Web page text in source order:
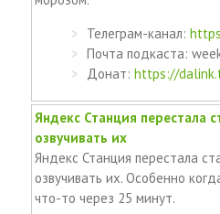
Телеграм-канал:
Почта подкаста:
Донат: https://
Яндекс Станция перестала
озвучивать их
Яндекс Станция перестала
озвучивать их. Особенно
что-то через 25 минут.